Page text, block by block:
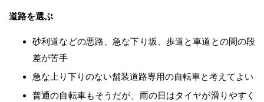
道路を選ぶ
砂利道などの悪路、急な下り坂、歩道と車道との間の段
差が苦手
急な上り下りのない舗装道路専用の自転車と考えてよい
普通の自転車もそうだが、雨の日はタイヤが滑りやすく